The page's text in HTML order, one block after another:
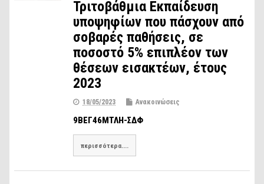
Τριτοβάθμια Εκπαίδευση
υποψηφίων που πάσχουν από
σοβαρές παθήσεις, σε
ποσοστό 5% επιπλέον των
θέσεων εισακτέων, έτους
2023
18/05/2023 Ανακοινώσεις
9ΒΕΓ46ΜΤΛΗ-ΣΔΦ
περισσότερα....